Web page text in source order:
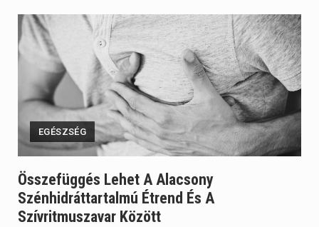
EGÉSZSÉG
Összefüggés Lehet A Alacsony
Szénhidráttartalmú Étrend És A
Szívritmuszavar Között